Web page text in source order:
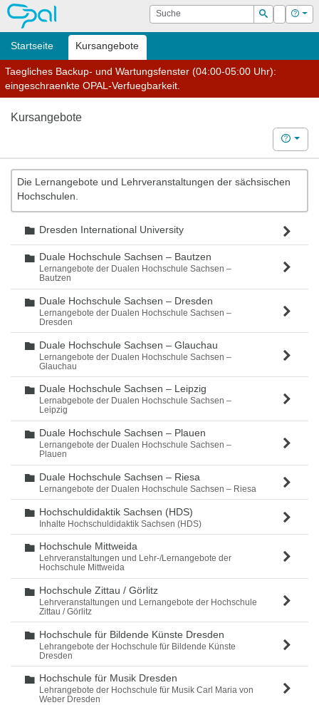
OPAL Suche
Suchen
Login Hilfe
Startseite Kursangebote
Taegliches Backup- und Wartungsfenster (04:00-05:00 Uhr):
eingeschraenkte OPAL-Verfuegbarkeit.
Kursangebote
Hilfe
Die Lernangebote und Lehrveranstaltungen der sächsischen
Hochschulen.
Ordner
Dresden International University
Ordner
Duale Hochschule Sachsen – Bautzen
Lernangebote der Dualen Hochschule Sachsen –
Bautzen
Ordner
Duale Hochschule Sachsen – Dresden
Lernangebote der Dualen Hochschule Sachsen –
Dresden
Ordner
Duale Hochschule Sachsen – Glauchau
Lernangebote der Dualen Hochschule Sachsen –
Glauchau
Ordner
Duale Hochschule Sachsen – Leipzig
Lernabgebote der Dualen Hochschule Sachsen –
Leipzig
Ordner
Duale Hochschule Sachsen – Plauen
Lernangebote der Dualen Hochschule Sachsen –
Plauen
Ordner
Duale Hochschule Sachsen – Riesa
Lernangebote der Dualen Hochschule Sachsen – Riesa
Ordner
Hochschuldidaktik Sachsen (HDS)
Inhalte Hochschuldidaktik Sachsen (HDS)
Ordner
Hochschule Mittweida
Lehrveranstaltungen und Lehr-/Lernangebote der
Hochschule Mittweida
Ordner
Hochschule Zittau / Görlitz
Lehrveranstaltungen und Lernangebote der Hochschule
Zittau / Görlitz
Ordner
Hochschule für Bildende Künste Dresden
Lehrangebote der Hochschule für Bildende Künste
Dresden
Ordner
Hochschule für Musik Dresden
Lehrangebote der Hochschule für Musik Carl Maria von
Weber Dresden